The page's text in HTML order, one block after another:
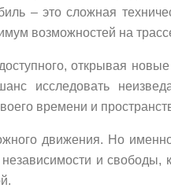
– это сложная
возможностей на
открывая
исследовать
времени и
движения. Но
и свободы,